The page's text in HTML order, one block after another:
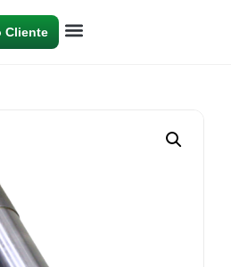
Cliente